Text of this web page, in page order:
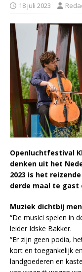
18 juli 2023
Openluchtfestival
denken uit het
2023 is het
derde maal te gast
Muziek dichtbij
“De musici spelen in
leider Idske Bakker.
“Er zijn geen podia,
kort en toegankelijk
landgoederen en